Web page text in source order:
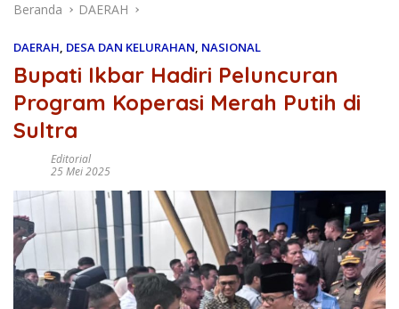
Beranda DAERAH
DAERAH, DESA DAN KELURAHAN, NASIONAL
Bupati Ikbar Hadiri Peluncuran
Program Koperasi Merah Putih di
Sultra
Editorial
25 Mei 2025